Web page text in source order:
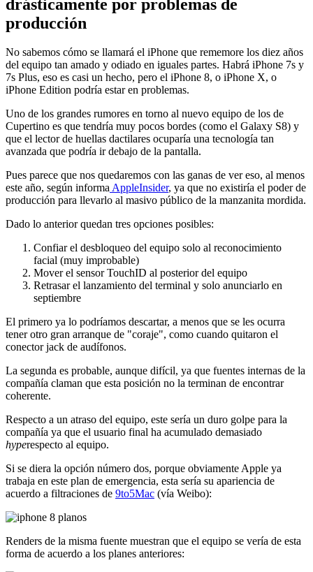
drásticamente por problemas de
producción
No sabemos cómo se llamará el iPhone que rememore los diez años
del equipo tan amado y odiado en iguales partes. Habrá iPhone 7s y
7s Plus, eso es casi un hecho, pero el iPhone 8, o iPhone X, o
iPhone Edition podría estar en problemas.
Uno de los grandes rumores en torno al nuevo equipo de los de
Cupertino es que tendría muy pocos bordes (como el Galaxy S8) y
que el lector de huellas dactilares ocuparía una tecnología tan
avanzada que podría ir debajo de la pantalla.
Pues parece que nos quedaremos con las ganas de ver eso, al menos
este año, según informaAppleInsider, ya que no existiría el poder de
producción para llevarlo al masivo público de la manzanita mordida.
Dado lo anterior quedan tres opciones posibles:
Confiar el desbloqueo del equipo solo al reconocimiento
facial (muy improbable)
Mover el sensor TouchID al posterior del equipo
Retrasar el lanzamiento del terminal y solo anunciarlo en
septiembre
El primero ya lo podríamos descartar, a menos que se les ocurra
tener otro gran arranque de "coraje", como cuando quitaron el
conector jack de audífonos.
La segunda es probable, aunque difícil, ya que fuentes internas de la
compañía claman que esta posición no la terminan de encontrar
coherente.
Respecto a un atraso del equipo, este sería un duro golpe para la
compañía ya que el usuario final ha acumulado demasiado
hyperespecto al equipo.
Si se diera la opción número dos, porque obviamente Apple ya
trabaja en este plan de emergencia, esta sería su apariencia de
acuerdo a filtraciones de 9to5Mac (vía Weibo):
Renders de la misma fuente muestran que el equipo se vería de esta
forma de acuerdo a los planes anteriores: